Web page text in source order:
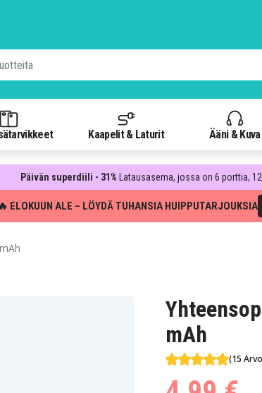
Kaapelit & Laturit Ääni & Kuva
Päivän superdiili - 31% Latausasema, jossa on 6 porttia,
ELOKUUN ALE – LÖYDÄ TUHANSIA HUIPPUTARJOUKSIA
mAh
(15